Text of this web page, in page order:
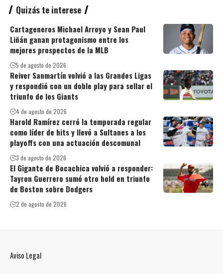
Quizás te interese
Cartageneros Michael Arroyo y Sean Paul
Liñán ganan protagonismo entre los
mejores prospectos de la MLB
5 de agosto de 2026
Reiver Sanmartín volvió a las Grandes Ligas
y respondió con un doble play para sellar el
triunfo de los Giants
4 de agosto de 2026
Harold Ramírez cerró la temporada regular
como líder de hits y llevó a Sultanes a los
playoffs con una actuación descomunal
3 de agosto de 2026
El Gigante de Bocachica volvió a responder:
Tayron Guerrero sumó otro hold en triunfo
de Boston sobre Dodgers
2 de agosto de 2026
Aviso Legal